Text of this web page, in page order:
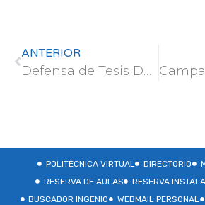
ANTERIOR
Defensa de Tesis Doctoral – Isabel Consuelo Aulló Maestro
POLITÉCNICA VIRTUAL DIRECTORIO
RESERVA DE AULAS
RESERVA
BUSCADOR INGENIO
WEBMAIL PERSONAL